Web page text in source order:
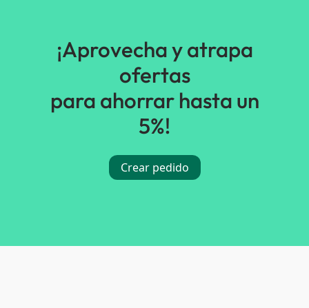
¡Aprovecha y atrapa
ofertas
para ahorrar hasta un
5%!
Crear pedido